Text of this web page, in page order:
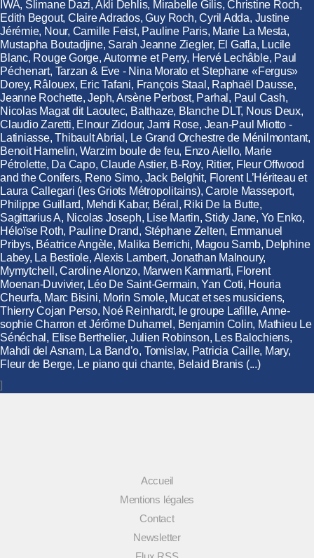
IWA, Slimane Dazi, Akli Dehlis, Mirabelle Gilis, Christine Roch,
Edith Begout, Claire Adrados, Guy Roch, Cyril Adda, Justine
Jérémie, Nour, Camille Feist, Pauline Paris, Marie La Mesta,
Mustapha Boutadjine, Sarah Jeanne Ziegler, El Gafla, Lucile
Blanc, Rouge Gorge, Automne et Perry, Hervé Lechâble, Paul
Péchenart, Tarzan & Eve - Nina Morato et Stephane «Fergus»
Dorey, Râlouex, Eric Tafani, François Staal, Raphaël Dausse,
Jeanne Rochette, Jeph, Arsène Perbost, Parhal, Paul Cash,
Nicolas Magat dit Laoutec, Balthaze, Blanche DLT, Nous Deux,
Claudio Zaretti, Elnour Zidour, Jami Rose, Jean-Paul Miotto -
Latiniasse, Thibault Abrial, Le Grand Orchestre de Ménilmontant,
Benoit Hamelin, Warzim boule de feu, Enzo Aiello, Marie
Pétrolette, Da Capo, Claude Astier, B-Roy, Ritier, Fleur Offwood
and the Conifers, Reno Simo, Jack Belghit, Florent L’Hériteau et
Laura Callegari (les Griots Métropolitains), Carole Masseport,
Philippe Guillard, Mehdi Kabar, Béral, Riki De la Butte,
Sagittarius A, Nicolas Joseph, Lise Martin, Stidy Jane, Yo Enko,
Héloïse Roth, Pauline Drand, Stéphane Zelten, Emmanuel
Pribys, Béatrice Angèle, Malika Berrichi, Magou Samb, Delphine
Labey, La Bestiole, Alexis Lambert, Jonathan Malnoury,
Mymytchell, Caroline Alonzo, Marwen Kammarti, Florent
Moenan-Duvivier, Léo De Saint-Germain, Yan Coti, Houria
Cheurfa, Marc Bisini, Morin Smole, Mucat et ses musiciens,
Thierry Cojan Perso, Noé Reinhardt, le groupe Lafille, Anne-
sophie Charron et Jérôme Duhamel, Benjamin Colin, Mathieu Le
Sénéchal, Elise Berthelier, Julien Robinson, Les Balochiens,
Mahdi del Asnam, La Band’o, Tomislav, Patricia Caille, Mary,
Fleur de Berge, Le piano qui chante, Belaid Branis (...)
]
Accueil
Mentions légales
Contact
Newsletter